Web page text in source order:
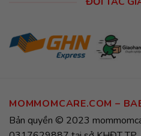
MOMMOMCARE.COM –
Bản quyền © 2023